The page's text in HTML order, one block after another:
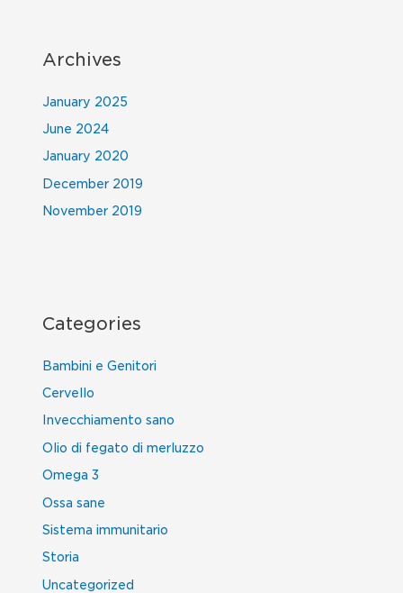
Archives
January 2025
June 2024
January 2020
December 2019
November 2019
Categories
Bambini e Genitori
Cervello
Invecchiamento sano
Olio di fegato di merluzzo
Omega 3
Ossa sane
Sistema immunitario
Storia
Uncategorized